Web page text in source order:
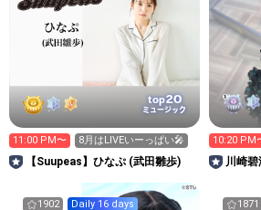
top20
ミュージック
11:00 PM〜 8月はLIVEいーっぱい🎤
【Suupeas】ひなぷ (武田雛歩)
10:20 PM
川崎
1902 Daily 16 days 1871